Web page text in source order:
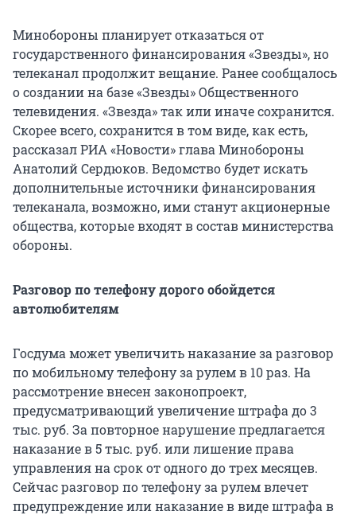
Минобороны планирует отказаться от
государственного финансирования «Звезды», но
телеканал продолжит вещание. Ранее сообщалось
о создании на базе «Звезды» Общественного
телевидения. «Звезда» так или иначе сохранится.
Скорее всего, сохранится в том виде, как есть,
рассказал РИА «Новости» глава Минобороны
Анатолий Сердюков. Ведомство будет искать
дополнительные источники финансирования
телеканала, возможно, ими станут акционерные
общества, которые входят в состав министерства
обороны.
Разговор по телефону дорого обойдется
автолюбителям
Госдума может увеличить наказание за разговор
по мобильному телефону за рулем в 10 раз. На
рассмотрение внесен законопроект,
предусматривающий увеличение штрафа до 3
тыс. руб. За повторное нарушение предлагается
наказание в 5 тыс. руб. или лишение права
управления на срок от одного до трех месяцев.
Сейчас разговор по телефону за рулем влечет
предупреждение или наказание в виде штрафа в